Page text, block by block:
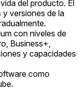
del producto. El
versiones de la
con niveles de
Business+,
y capacidades
como